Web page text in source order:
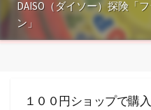
DAISO（ダイソー）探険「
ン」
１００円ショップで購